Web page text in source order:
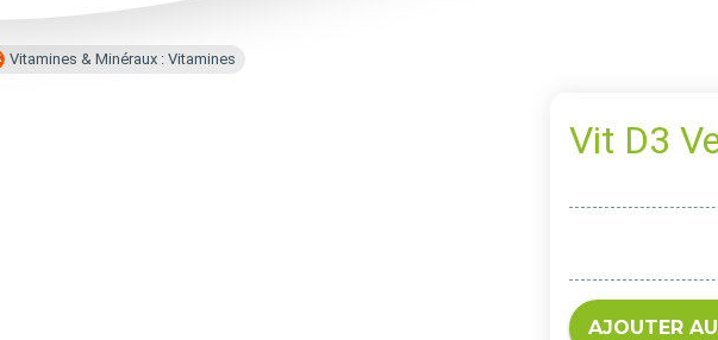
Vitamines & Minéraux : Vitamines
Vit D3
AJOUTER